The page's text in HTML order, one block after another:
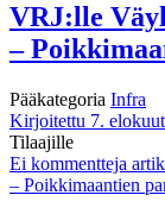
VRJ:lle
–
Pääkategoria Infra
Kirjoitettu 7.
Tilaajille
Ei kommentteja
– Poikkimaantien